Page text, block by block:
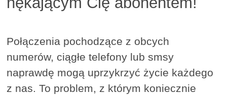
Połączenia pochodzące z obcych
numerów, ciągłe telefony lub smsy
naprawdę mogą uprzykrzyć życie każdego
z nas. To problem, z którym koniecznie